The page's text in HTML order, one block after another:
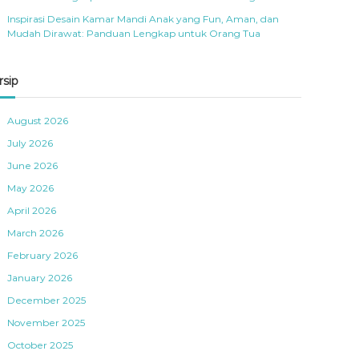
Inspirasi Desain Kamar Mandi Anak yang Fun, Aman, dan
Mudah Dirawat: Panduan Lengkap untuk Orang Tua
August 2026
July 2026
June 2026
May 2026
April 2026
March 2026
February 2026
January 2026
December 2025
November 2025
October 2025